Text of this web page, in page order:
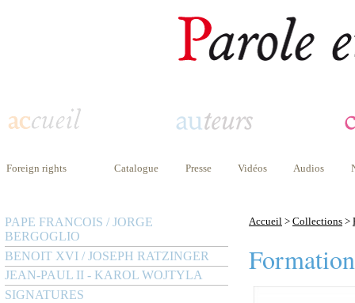
Foreign rights Catalogue Presse Vidéos Audios
PAPE FRANCOIS / JORGE
BERGOGLIO
BENOIT XVI / JOSEPH RATZINGER
JEAN-PAUL II - KAROL WOJTYLA
SIGNATURES
Accueil > Collections >